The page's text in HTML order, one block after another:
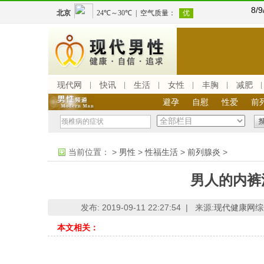
8/
现代网 快讯 生活 女性 丰胸
减肥
避孕
自慰 性爱 前
当前位置： > 男性 >性福生活 > 前列腺炎 >
男人的内
发布: 2019-09-11 22:27:54 | 来源:现代健康网
本文相关：